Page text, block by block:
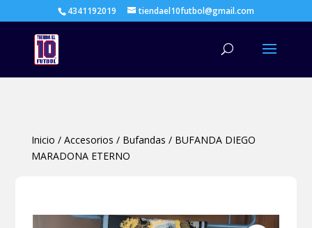
4341192019 tiendael10futbol@gmail.com
Inicio / Accesorios / Bufandas / BUFANDA DIEGO
MARADONA ETERNO